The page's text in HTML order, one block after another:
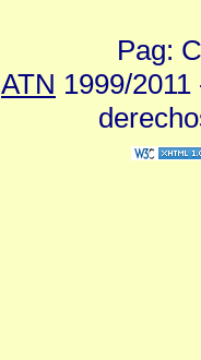
Pag:
ATN 1999/